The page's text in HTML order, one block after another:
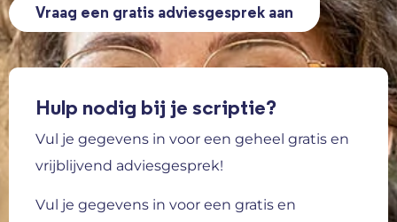
Vraag een gratis adviesgesprek aan
Hulp nodig bij je scriptie?
Vul je gegevens in voor een geheel gratis en
vrijblijvend adviesgesprek!
Vul je gegevens in voor een gratis en